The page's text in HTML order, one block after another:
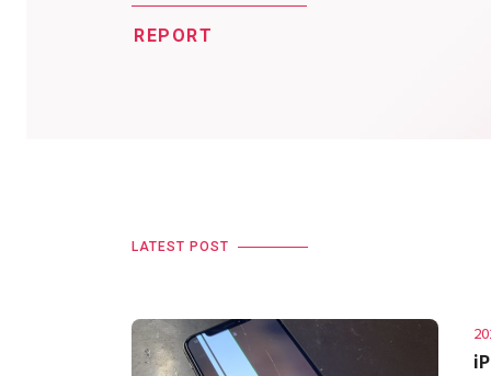
REPORT
LATEST POST